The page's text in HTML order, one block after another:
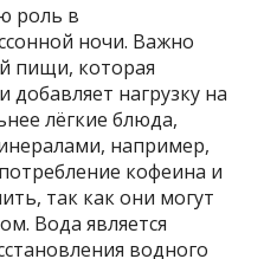
роль в
ночи. Важно
пищи, которая
нагрузку на
лёгкие блюда,
например,
кофеина и
так как они могут
Вода является
водного